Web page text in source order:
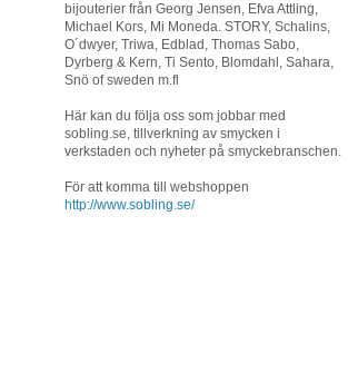
bijouterier från Georg Jensen, Efva Attling,
Michael Kors, Mi Moneda. STORY, Schalins,
O´dwyer, Triwa, Edblad, Thomas Sabo,
Dyrberg & Kern, Ti Sento, Blomdahl, Sahara,
Snö of sweden m.fl
Här kan du följa oss som jobbar med
sobling.se, tillverkning av smycken i
verkstaden och nyheter på smyckebranschen.
För att komma till webshoppen
http://www.sobling.se/